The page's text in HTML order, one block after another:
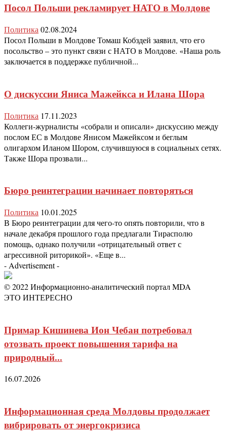
Посол Польши рекламирует НАТО в Молдове
Политика 02.08.2024
Посол Польши в Молдове Томаш Кобздей заявил, что его
посольство – это пункт связи с НАТО в Молдове. «Наша роль
заключается в поддержке публичной...
О дискуссии Яниса Мажейкса и Илана Шора
Политика 17.11.2023
Коллеги-журналисты «собрали и описали» дискуссию между
послом ЕС в Молдове Янисом Мажейксом и беглым
олигархом Иланом Шором, случившуюся в социальных сетях.
Также Шора прозвали...
Бюро реинтеграции начинает повторяться
Политика 10.01.2025
В Бюро реинтеграции для чего-то опять повторили, что в
начале декабря прошлого года предлагали Тирасполю
помощь, однако получили «отрицательный ответ с
агрессивной риторикой». «Еще в...
- Advertisement -
© 2022 Информационно-аналитический портал MDA
ЭТО ИНТЕРЕСНО
Примар Кишинева Ион Чебан потребовал
отозвать проект повышения тарифа на
природный...
16.07.2026
Информационная среда Молдовы продолжает
вибрировать от энергокризиса